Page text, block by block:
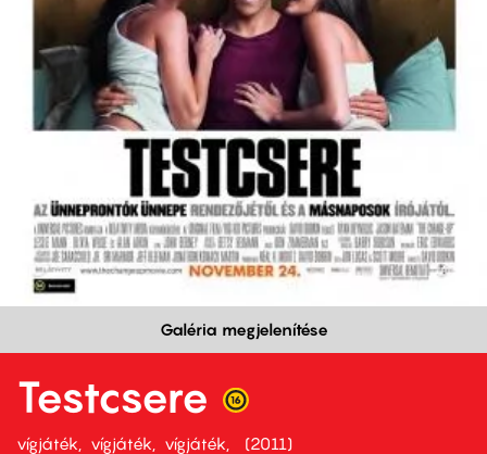
Galéria megjelenítése
Testcsere
vígjáték vígjáték vígjáték
2011